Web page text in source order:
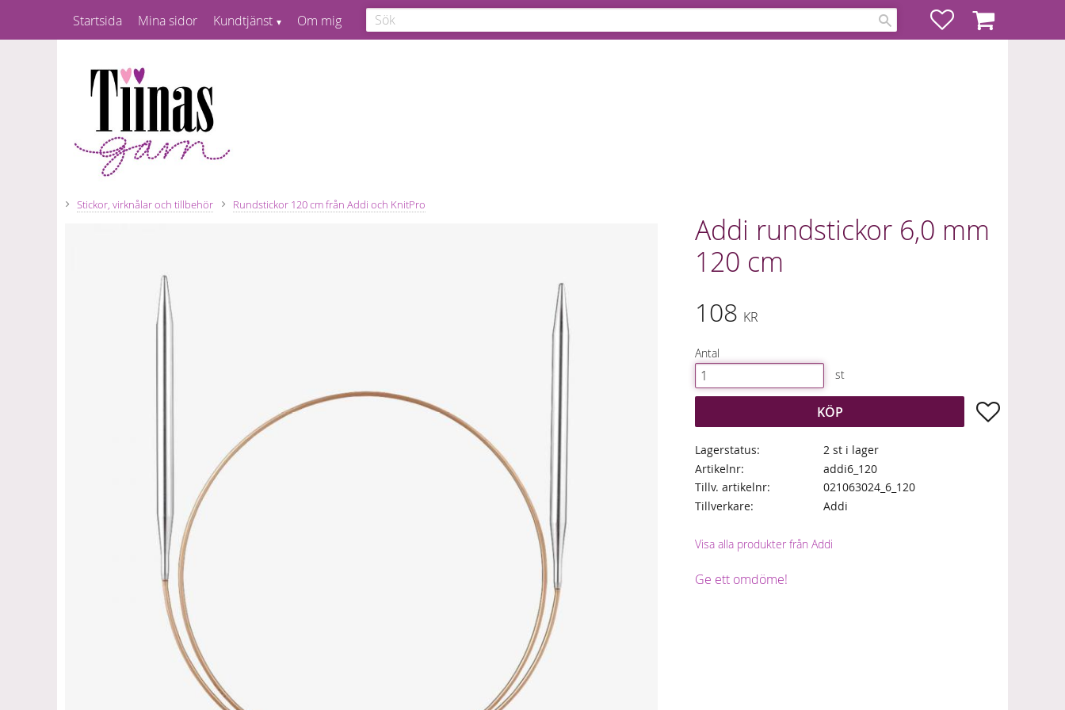
FavoriterKundvagn
Startsida Mina sidor Kundtjänst Om mig
Stickor, virknålar och tillbehör Rundstickor 120 cm från Addi och KnitPro
Addi rundstickor 6,0 mm
120 cm
108 KR
Antal
st
KÖP Lägg till i
Lagerstatus
2 st i lager
Artikelnr
addi6_120
Tillv. artikelnr
021063024_6_120
Tillverkare
Addi
Visa alla produkter från Addi
Ge ett omdöme!